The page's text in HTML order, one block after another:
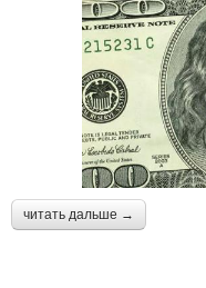
читать дальше →